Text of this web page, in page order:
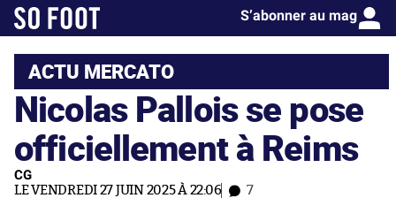
S’abonner au mag
ACTU MERCATO
Nicolas Pallois se pose
officiellement à Reims
CG
LE VENDREDI 27 JUIN 2025 À 22:06 7